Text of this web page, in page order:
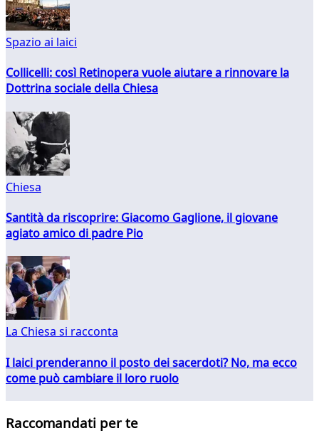
Spazio ai laici
Collicelli: così Retinopera vuole aiutare a rinnovare la
Dottrina sociale della Chiesa
Chiesa
Santità da riscoprire: Giacomo Gaglione, il giovane
agiato amico di padre Pio
La Chiesa si racconta
I laici prenderanno il posto dei sacerdoti? No, ma ecco
come può cambiare il loro ruolo
Raccomandati per te